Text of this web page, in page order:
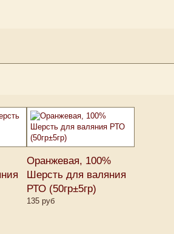
Оранжевая, 100%
Шерсть для валяния
РТО (50гр±5гр)
135 руб